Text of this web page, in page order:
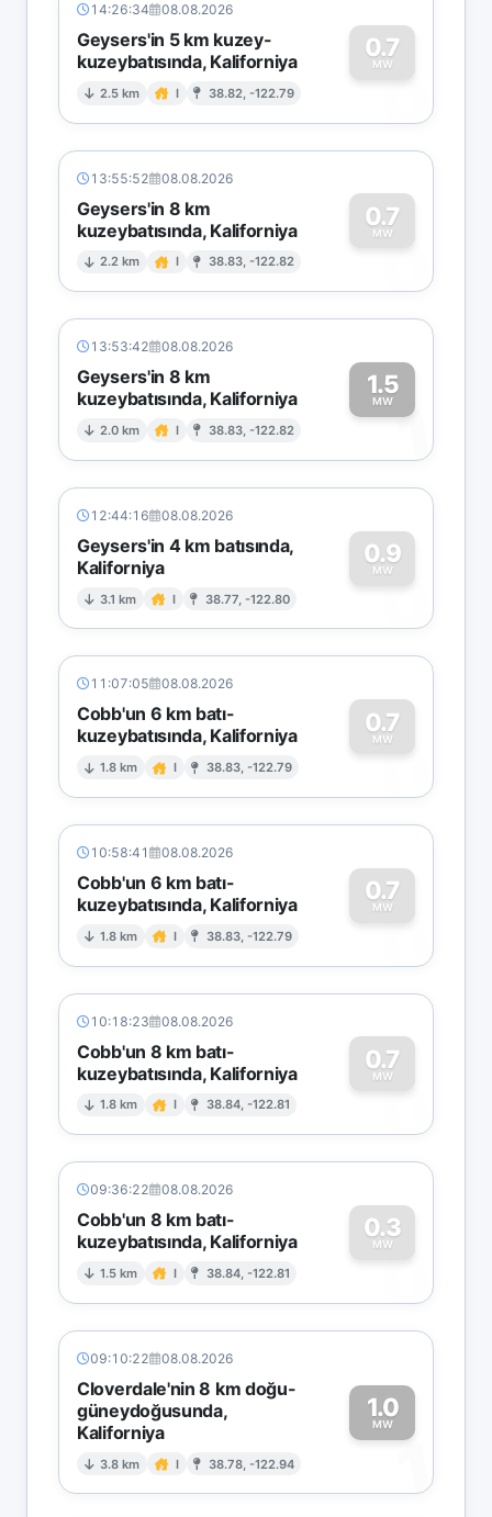
14:26:34 08.08.2026
Geysers'in 5 km kuzey-
kuzeybatısında, Kaliforniya
2.5 km I 38.82, -122.79
0.7
MW
0
13:55:52 08.08.2026
Geysers'in 8 km
kuzeybatısında, Kaliforniya
2.2 km I 38.83, -122.82
0.7
MW
0
13:53:42 08.08.2026
Geysers'in 8 km
kuzeybatısında, Kaliforniya
2.0 km I 38.83, -122.82
1.5
MW1
12:44:16 08.08.2026
Geysers'in 4 km batısında,
Kaliforniya
3.1 km I 38.77, -122.80
0.9
MW
0
11:07:05 08.08.2026
Cobb'un 6 km batı-
kuzeybatısında, Kaliforniya
1.8 km I 38.83, -122.79
0.7
MW
0
10:58:41 08.08.2026
Cobb'un 6 km batı-
kuzeybatısında, Kaliforniya
1.8 km I 38.83, -122.79
0.7
MW
0
10:18:23 08.08.2026
Cobb'un 8 km batı-
kuzeybatısında, Kaliforniya
1.8 km I 38.84, -122.81
0.7
MW
0
09:36:22 08.08.2026
Cobb'un 8 km batı-
kuzeybatısında, Kaliforniya
1.5 km I 38.84, -122.81
0.3
MW
0
09:10:22 08.08.2026
Cloverdale'nin 8 km doğu-
güneydoğusunda,
Kaliforniya
3.8 km I 38.78, -122.94
1.0
MW
1